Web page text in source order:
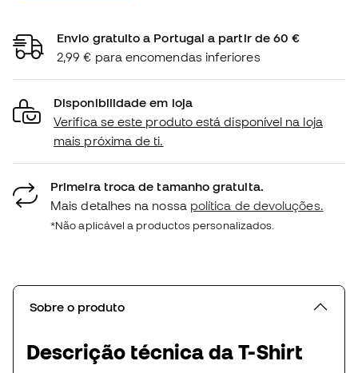
Envio gratuito a Portugal a partir de 60 €
2,99 € para encomendas inferiores
Disponibilidade em loja
Verifica se este produto está disponível na loja
mais próxima de ti.
Primeira troca de tamanho gratuita.
Mais detalhes na nossa política de devoluções.
*Não aplicável a productos personalizados.
Sobre o produto
Descrição técnica da T-Shirt